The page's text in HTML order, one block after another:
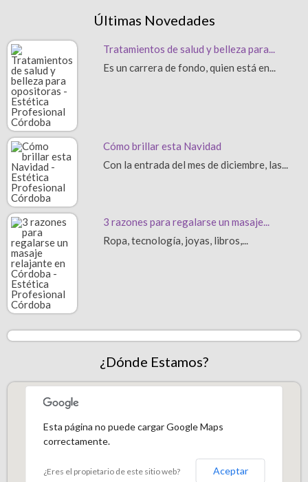
Últimas Novedades
Tratamientos de salud y belleza para...
Es un carrera de fondo, quien está en...
Cómo brillar esta Navidad
Con la entrada del mes de diciembre, las...
3 razones para regalarse un masaje...
Ropa, tecnología, joyas, libros,...
¿Dónde Estamos?
Esta página no puede cargar Google Maps
correctamente.
¿Eres el propietario de este sitio web? Aceptar